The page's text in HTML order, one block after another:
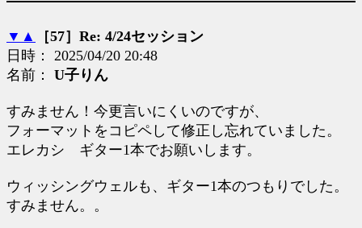
▼ ▲
［57］Re: 4/24セッション
日時： 2025/04/20 20:48
名前： U子りん
すみません！今更言いにくいのですが、
フォーマットをコピペして修正し忘れていました。
エレカシ ギター1本でお願いします。
ウィッシングウェルも、ギター1本のつもりでした。
すみません。。